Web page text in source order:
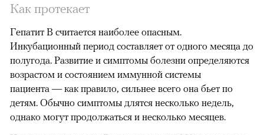
Как протекает
Гепатит B считается наиболее опасным.
Инкубационный период составляет от одного месяца до
полугода. Развитие и симптомы болезни определяются
возрастом и состоянием иммунной системы
пациента — как правило, сильнее всего она бьет по
детям. Обычно симптомы длятся несколько недель,
однако могут продолжаться и несколько месяцев.